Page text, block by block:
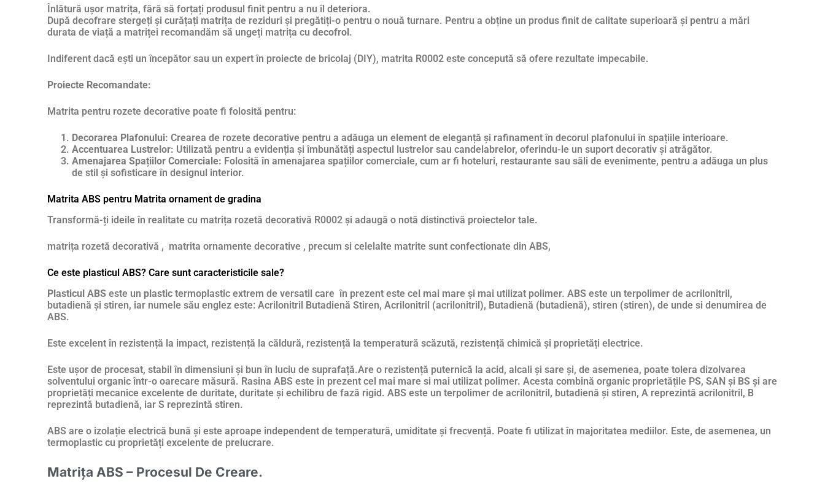
Înlătură ușor matrița, fără să forțați produsul finit pentru a nu îl deteriora.
După decofrare stergeți și curățați matrița de reziduri și pregătiți-o pentru o nouă turnare. Pentru a obține un produs finit de calitate superioară și pentru a mări
durata de viață a matriței recomandăm să ungeți matrița cu decofrol.
Indiferent dacă ești un începător sau un expert în proiecte de bricolaj (DIY), matrita R0002 este concepută să ofere rezultate impecabile.
Proiecte Recomandate:
Matrita pentru rozete decorative poate fi folosită pentru:
Decorarea Plafonului: Crearea de rozete decorative pentru a adăuga un element de eleganță și rafinament în decorul plafonului în spațiile interioare.
Accentuarea Lustrelor: Utilizată pentru a evidenția și îmbunătăți aspectul lustrelor sau candelabrelor, oferindu-le un suport decorativ și atrăgător.
Amenajarea Spațiilor Comerciale: Folosită în amenajarea spațiilor comerciale, cum ar fi hoteluri, restaurante sau săli de evenimente, pentru a adăuga un plus
de stil și sofisticare în designul interior.
Matrita ABS pentru Matrita ornament de gradina
Transformă-ți ideile în realitate cu matrița rozetă decorativă R0002 și adaugă o notă distinctivă proiectelor tale.
matrița rozetă decorativă , matrita ornamente decorative , precum si celelalte matrite sunt confectionate din ABS,
Ce este plasticul ABS? Care sunt caracteristicile sale?
Plasticul ABS este un plastic termoplastic extrem de versatil care în prezent este cel mai mare și mai utilizat polimer. ABS este un terpolimer de acrilonitril,
butadienă și stiren, iar numele său englez este: Acrilonitril Butadienă Stiren, Acrilonitril (acrilonitril), Butadienă (butadienă), stiren (stiren), de unde si denumirea de
ABS.
Este excelent în rezistență la impact, rezistență la căldură, rezistență la temperatură scăzută, rezistență chimică și proprietăți electrice.
Este ușor de procesat, stabil în dimensiuni și bun în luciu de suprafață.Are o rezistență puternică la acid, alcali și sare și, de asemenea, poate tolera dizolvarea
solventului organic într-o oarecare măsură. Rasina ABS este in prezent cel mai mare si mai utilizat polimer. Acesta combină organic proprietățile PS, SAN și BS și are
proprietăți mecanice excelente de duritate, duritate și echilibru de fază rigid. ABS este un terpolimer de acrilonitril, butadienă și stiren, A reprezintă acrilonitril, B
reprezintă butadienă, iar S reprezintă stiren.
ABS are o izolație electrică bună și este aproape independent de temperatură, umiditate și frecvență. Poate fi utilizat în majoritatea mediilor. Este, de asemenea, un
termoplastic cu proprietăți excelente de prelucrare.
Matrița ABS – Procesul De Creare.